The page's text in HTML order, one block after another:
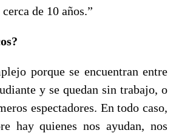
de 10 años.”
porque se encuentran entre
y se quedan sin trabajo, o
espectadores. En todo caso,
hay quienes nos ayudan, nos